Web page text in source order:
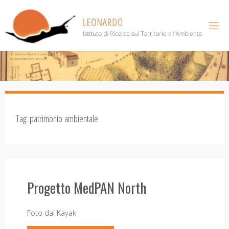
contenuto
Tag: patrimonio ambientale
Progetto MedPAN North
Foto dal Kayak